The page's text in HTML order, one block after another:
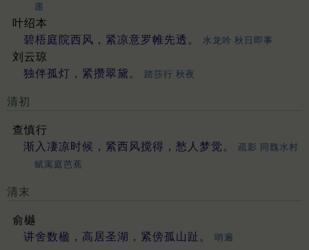
廛
叶绍本
碧梧庭院西风，紧凉意罗帷先透。
水龙吟 秋日即事
刘云琼
独伴孤灯，紧攒翠黛。
踏莎行 秋夜
清初
查慎行
渐入凄凉时候，紧西风搅得，愁人梦觉。
疏影 同魏水村
赋寓庭芭蕉
清末
俞樾
讲舍数楹，高居圣湖，紧傍孤山趾。
哨遍